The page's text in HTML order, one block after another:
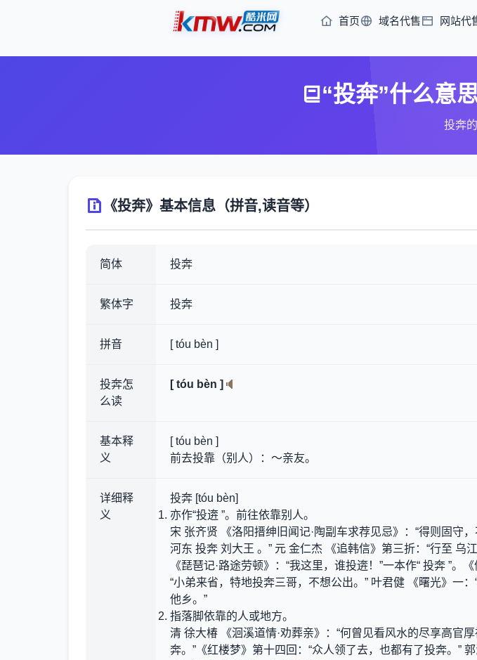
首页 域名代售 网站代
“投奔”什么意
投奔
《投奔》基本信息（拼音,读音等）
简体 投奔
繁体字 投奔
拼音 [ tóu bèn ]
投奔怎
么读
[ tóu bèn ]
基本释
义
[ tóu bèn ]
前去投靠（别人）：～亲友。
详细释
义
投奔 [tóu bèn]
亦作“投逩 ”。前往依靠别人。
宋 张齐贤 《洛阳搢绅旧闻记·陶副车求荐见忌》：“得则固守
河东 投奔 刘大王 。” 元 金仁杰 《追韩信》第三折：“行至 乌
《琵琶记·路途劳顿》：“我这里，谁投逩！”一本作“ 投奔 ”。
“小弟来省，特地投奔三哥，不想公出。” 叶君健 《曙光》一
他乡。”
指落脚依靠的人或地方。
清 徐大椿 《洄溪道情·劝葬亲》：“何曾见看风水的尽享高官
奔。”《红楼梦》第十四回：“众人领了去，也都有了投奔。”